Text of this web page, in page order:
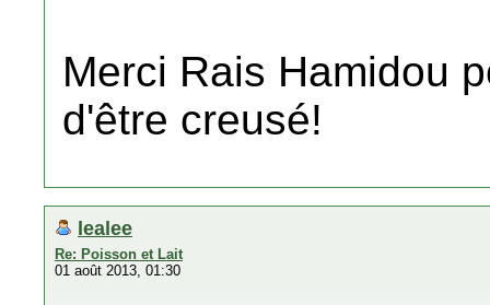
Merci Rais Hamidou
d'être creusé!
lealee
Re: Poisson et Lait
01 août 2013, 01:30